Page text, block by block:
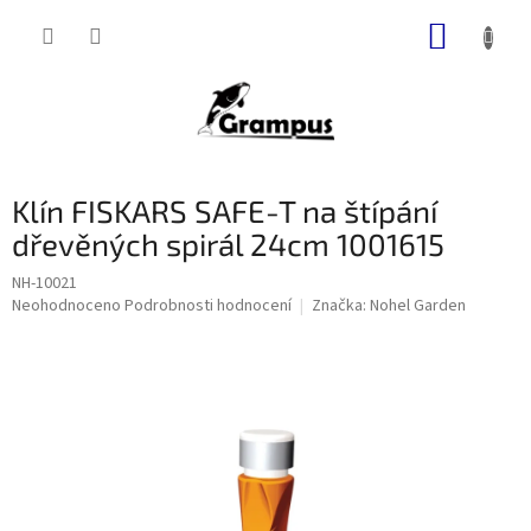
Klín FISKARS SAFE-T na štípání
dřevěných spirál 24cm 1001615
NH-10021
Průměrné
Neohodnoceno Podrobnosti hodnocení Značka: Nohel Garden